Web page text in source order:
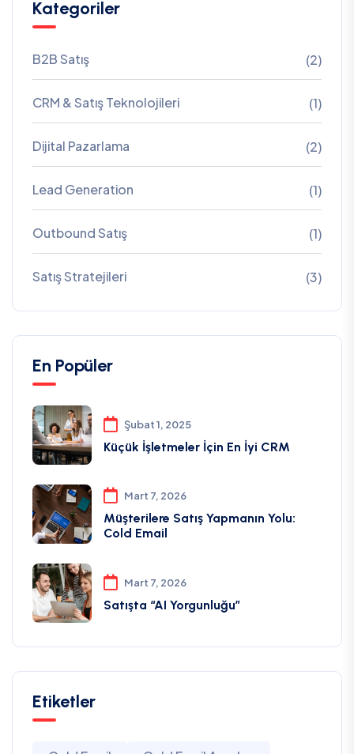
Kategoriler
B2B Satış (2)
CRM & Satış Teknolojileri (1)
Dijital Pazarlama (2)
Lead Generation (1)
Outbound Satış (1)
Satış Stratejileri (3)
En Popüler
Şubat 1, 2025
Küçük İşletmeler İçin En İyi CRM
Mart 7, 2026
Müşterilere Satış Yapmanın Yolu:
Cold Email
Mart 7, 2026
Satışta “AI Yorgunluğu”
Etiketler